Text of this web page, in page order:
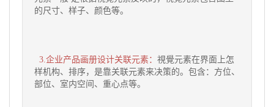
的尺寸、样子、颜色等。
3.企业产品画册设计关联元素： 視覺元素在界面上怎
样机构、排序，是靠关联元素来决策的。包含：方位、
部位、室内空间、重心点等。